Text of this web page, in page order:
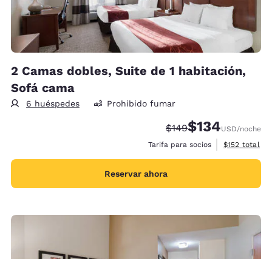
2 Camas dobles, Suite de 1 habitación,
Sofá cama
6 huéspedes Prohibido fumar
Precio tachado:
$149Precio con
$134USD/noche
Tarifa para socios
Ver detalles
$152 total
Reservar ahora